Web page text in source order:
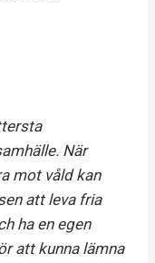
När
mot våld kan
att leva fria
ha en egen
att kunna lämna